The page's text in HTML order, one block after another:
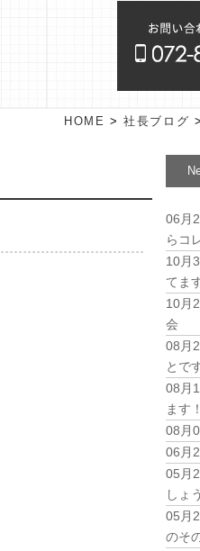
HOME >社長ブログ
06月
らコ
10月
てま
10月
会
08月
とで
08月
ます！
08月
06月
05月
しょ
05月
のそ